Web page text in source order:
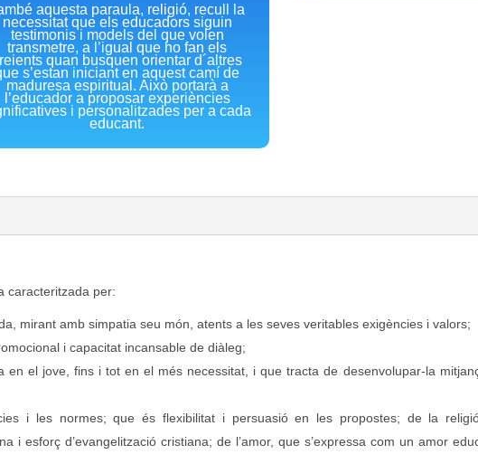
aquesta paraula, religió, recull la
necessitat que els educadors siguin
testimonis i models del que volen
transmetre, a l’igual que ho fan els
quan busquen orientar d´altres
s’estan iniciant en aquest camí de
maduresa espiritual. Això portarà a
l’educador a proposar experiències
i personalitzades per a cada
educant.
caracteritzada per:
mirant amb simpatia seu món, atents a les seves veritables exigències i valors;
i capacitat incansable de diàleg;
el jove, fins i tot en el més necessitat, i que tracta de desenvolupar-la
i les normes; que és flexibilitat i persuasió en les propostes; de la
i esforç d’evangelització cristiana; de l’amor, que s’expressa com un amor